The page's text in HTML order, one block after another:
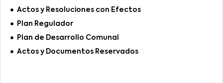
Actos y Resoluciones con Efectos
Plan Regulador
Plan de Desarrollo Comunal
Actos y Documentos Reservados